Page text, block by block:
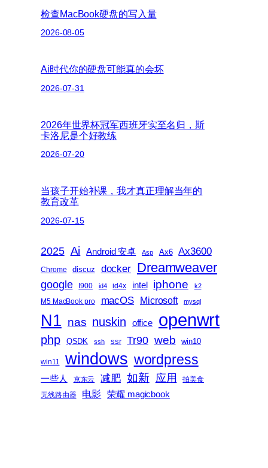
检查MacBook硬盘的写入量
2026-08-05
Ai时代你的硬盘可能真的会坏
2026-07-31
2026年世界杯冠军西班牙实至名归，斯
卡洛尼是个好教练
2026-07-20
当孩子开始补课，我才真正理解当年的
教育改革
2026-07-15
2025 Ai Android 安卓 Asp Ax6 Ax3600
Chrome discuz docker Dreamweaver
google I900 id4 id4x intel iphone k2
M5 MacBook pro macOS Microsoft mysql
N1 nas nuskin office openwrt
php QSDK ssh ssr Tr90 web win10
win11 windows wordpress
一些人 京东云 减肥 如新 应用
拍美食
无线路由器
电影 荣耀 magicbook